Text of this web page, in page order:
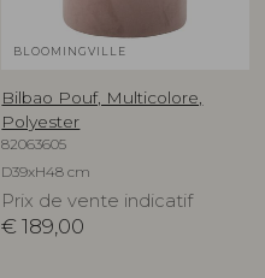
BLOOMINGVILLE
Bilbao Pouf, Multicolore,
Polyester
82063605
D39xH48 cm
Prix de vente indicatif
€ 189,00